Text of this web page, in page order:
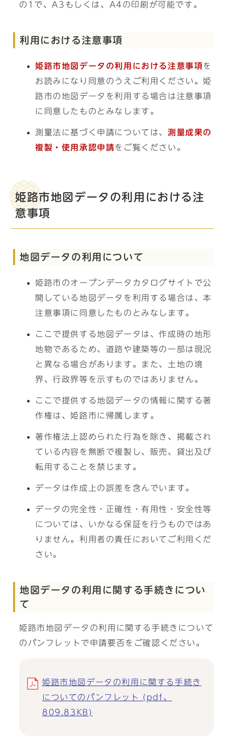
の1で、A3もしくは、A4の印刷が可能です。
利用における注意事項
姫路市地図データの利用における注意事項 を
お読みになり同意のうえご利用ください。姫
路市の地図データを利用する場合は注意事項
に同意したものとみなします。
測量法に基づく申請については、 測量成果の
複製・使用承認申請をご覧ください。
姫路市地図データの利用における注
意事項
地図データの利用について
姫路市のオープンデータカタログサイトで公
開している地図データを利用する場合は、本
注意事項に同意したものとみなします。
ここで提供する地図データは、作成時の地形
地物であるため、道路や建築等の一部は現況
と異なる場合があります。また、土地の境
界、行政界等を示すものではありません。
ここで提供する地図データの情報に関する著
作権は、姫路市に帰属します。
著作権法上認められた行為を除き、掲載され
ている内容を無断で複製し、販売、貸出及び
転用することを禁じます。
データは作成上の誤差を含んでいます。
データの完全性・正確性・有用性・安全性等
については、いかなる保証を行うものではあ
りません。利用者の責任においてご利用くだ
さい。
地図データの利用に関する手続きについ
て
姫路市地図データの利用に関する手続きについて
のパンフレットで申請要否をご確認ください。
姫路市地図データの利用に関する手続き
についてのパンフレット (pdf、
809.83KB)